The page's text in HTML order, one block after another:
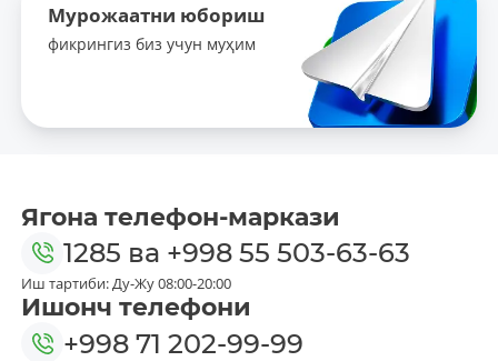
Мурожаатни юбориш
фикрингиз биз учун муҳим
Ягона телефон-маркази
1285 ва +998 55 503-63-63
Иш тартиби: Ду-Жу 08:00-20:00
Ишонч телефони
+998 71 202-99-99